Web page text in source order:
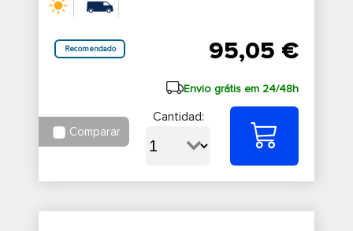
Recomendado 95,05 €
Envio grátis em 24/48h
Comparar
Cantidad: